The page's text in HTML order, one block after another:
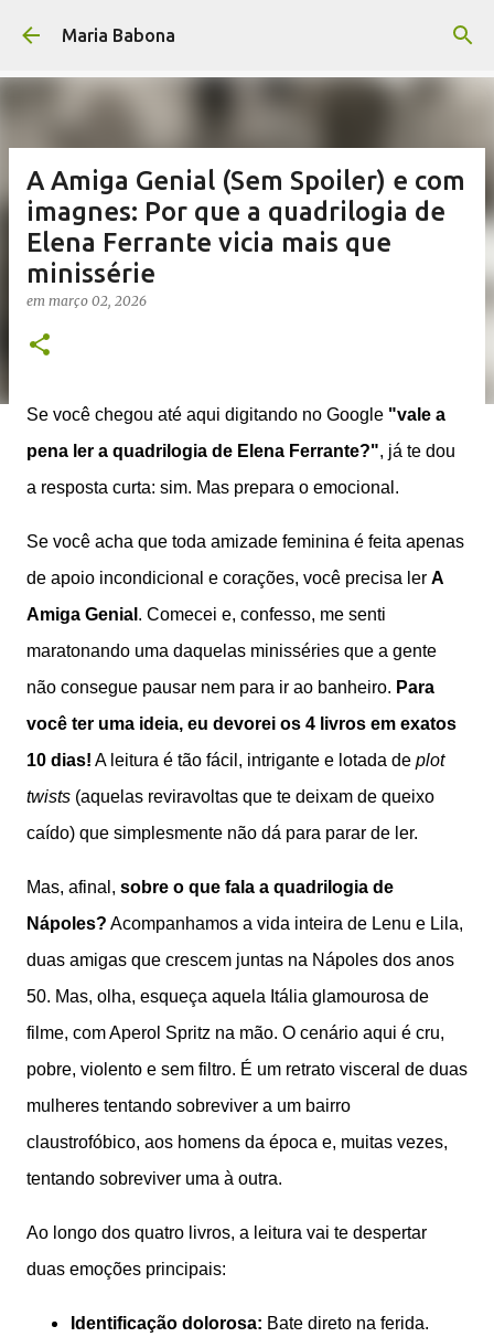
Pular para o conteúdo principal
Maria Babona
A Amiga Genial (Sem Spoiler) e com
imagnes: Por que a quadrilogia de
Elena Ferrante vicia mais que
minissérie
em março 02, 2026
Se você chegou até aqui digitando no Google "vale a
pena ler a quadrilogia de Elena Ferrante?", já te dou
a resposta curta: sim. Mas prepara o emocional.
Se você acha que toda amizade feminina é feita apenas
de apoio incondicional e corações, você precisa ler A
Amiga Genial . Comecei e, confesso, me senti
maratonando uma daquelas minisséries que a gente
não consegue pausar nem para ir ao banheiro. Para
você ter uma ideia, eu devorei os 4 livros em exatos
10 dias! A leitura é tão fácil, intrigante e lotada de plot
twists (aquelas reviravoltas que te deixam de queixo
caído) que simplesmente não dá para parar de ler.
Mas, afinal, sobre o que fala a quadrilogia de
Nápoles? Acompanhamos a vida inteira de Lenu e Lila,
duas amigas que crescem juntas na Nápoles dos anos
50. Mas, olha, esqueça aquela Itália glamourosa de
filme, com Aperol Spritz na mão. O cenário aqui é cru,
pobre, violento e sem filtro. É um retrato visceral de duas
mulheres tentando sobreviver a um bairro
claustrofóbico, aos homens da época e, muitas vezes,
tentando sobreviver uma à outra.
Ao longo dos quatro livros, a leitura vai te despertar
duas emoções principais:
Identificação dolorosa: Bate direto na ferida.